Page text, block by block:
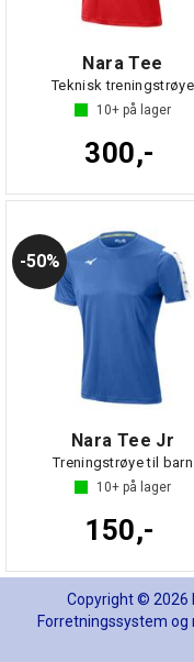
Nara Tee
Teknisk treningstrøye
10+ på lager
300,-
50%
Nara Tee Jr
Treningstrøye til barn
10+ på lager
150,-
Copyright © 2026
Forretningssystem og